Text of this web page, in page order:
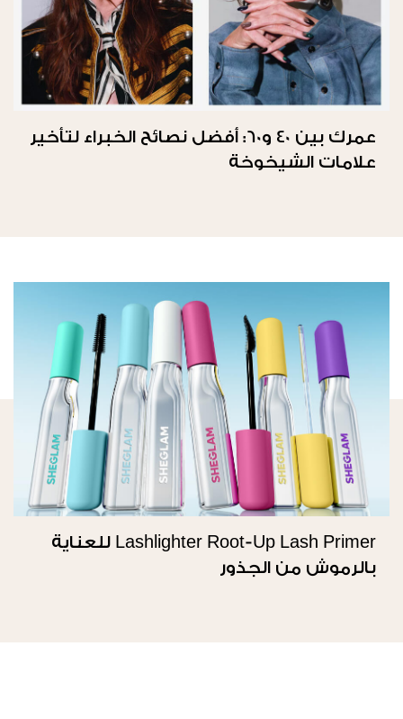
عمرك بين 40 و60: أفضل نصائح الخبراء لتأخير
علامات الشيخوخة
Lashlighter Root-Up Lash Primer للعناية
بالرموش من الجذور